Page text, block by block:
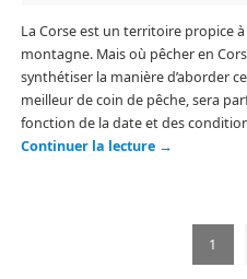
La Corse est un territoire propice
montagne. Mais où pêcher en
synthétiser la manière d’aborder
meilleur de coin de pêche, sera
fonction de la date et des
Continuer la lecture →
1